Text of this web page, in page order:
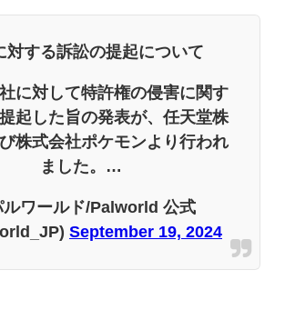
対する訴訟の提起について
に対して特許権の侵害に関す
起した旨の発表が、任天堂株
株式会社ポケモンより行われ
ました。…
ワールド/Palworld 公式
September 19, 2024